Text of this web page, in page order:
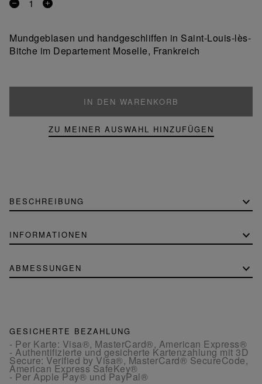
Entfernen
Produkt
Ein
Mundgeblasen und handgeschliffen in Saint-Louis-lès-
Bitche im Departement Moselle, Frankreich
IN DEN WARENKORB
ZU MEINER AUSWAHL HINZUFÜGEN
BESCHREIBUNG
INFORMATIONEN
ABMESSUNGEN
GESICHERTE BEZAHLUNG
- Per Karte: Visa®, MasterCard®, American Express®
- Authentifizierte und gesicherte Kartenzahlung mit 3D
Secure: Verified by Visa®, MasterCard® SecureCode,
American Express SafeKey®
- Per Apple Pay® und PayPal®